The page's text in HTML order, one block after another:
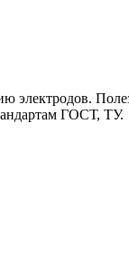
ГОСТ, ТУ.